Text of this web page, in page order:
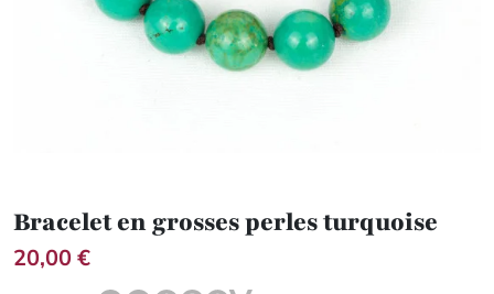
Bracelet en grosses perles turquoise
20,00 €